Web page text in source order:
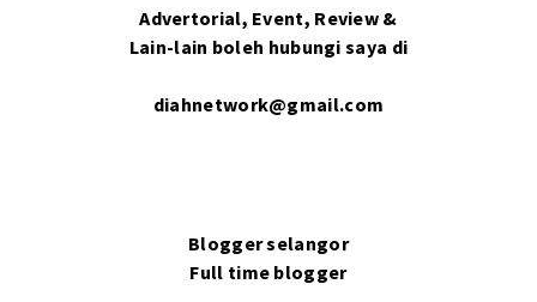
Advertorial, Event, Review &
Lain-lain boleh hubungi saya di
diahnetwork@gmail.com
Blogger selangor
Full time blogger